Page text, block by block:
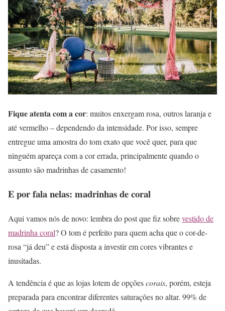
Fique atenta com a cor: muitos enxergam rosa, outros laranja e
até vermelho – dependendo da intensidade. Por isso, sempre
entregue uma amostra do tom exato que você quer, para que
ninguém apareça com a cor errada, principalmente quando o
assunto são madrinhas de casamento!
E por fala nelas: madrinhas de coral
Aqui vamos nós de novo: lembra do post que fiz sobrevestido de
madrinha coral? O tom é perfeito para quem acha que o cor-de-
rosa “já deu” e está disposta a investir em cores vibrantes e
inusitadas.
A tendência é que as lojas lotem de opçõescorais, porém, esteja
preparada para encontrar diferentes saturações no altar. 99% de